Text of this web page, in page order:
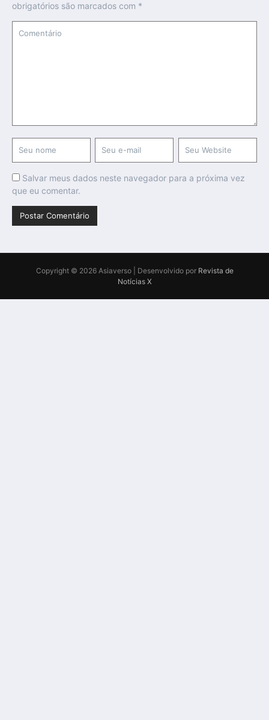
obrigatórios são marcados com *
Salvar meus dados neste navegador para a próxima vez
que eu comentar.
Copyright © 2026 Asiaverso | Desenvolvido por Revista de
Notícias X